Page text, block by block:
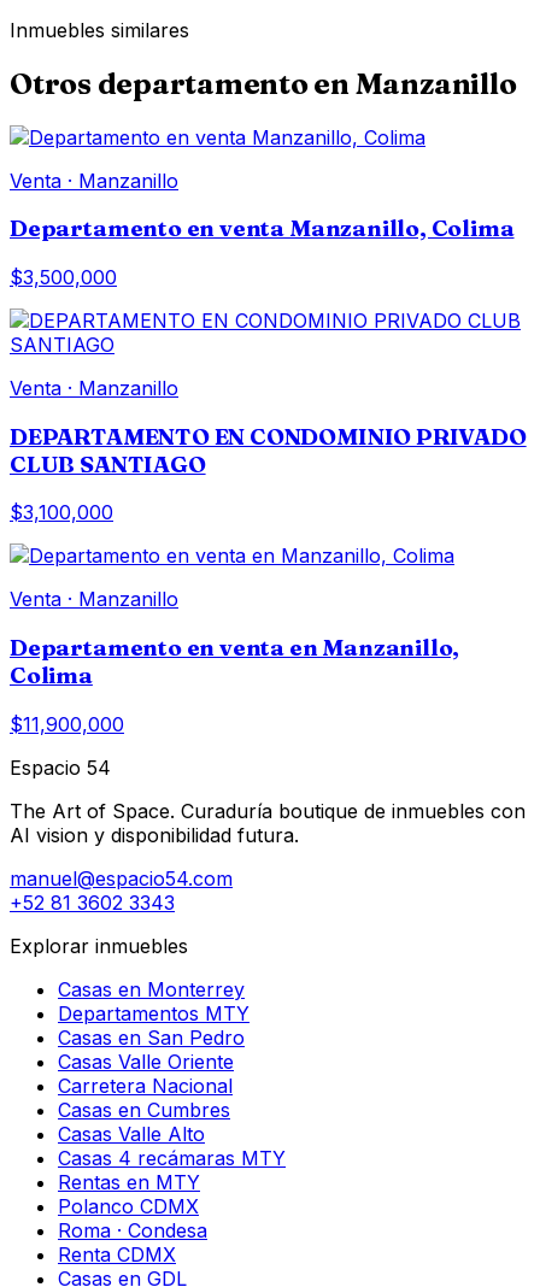
Inmuebles similares
Otros departamentoen Manzanillo
Venta · Manzanillo
Departamento en venta Manzanillo, Colima
$3,500,000
Venta · Manzanillo
DEPARTAMENTO EN CONDOMINIO PRIVADO
CLUB SANTIAGO
$3,100,000
Venta · Manzanillo
Departamento en venta en Manzanillo,
Colima
$11,900,000
Espacio 54
The Art of Space. Curaduría boutique de inmuebles con
AI vision y disponibilidad futura.
manuel@espacio54.com
+52 81 3602 3343
Explorar inmuebles
Casas en Monterrey
Departamentos MTY
Casas en San Pedro
Casas Valle Oriente
Carretera Nacional
Casas en Cumbres
Casas Valle Alto
Casas 4 recámaras MTY
Rentas en MTY
Polanco CDMX
Roma · Condesa
Renta CDMX
Casas en GDL